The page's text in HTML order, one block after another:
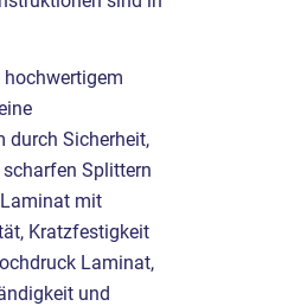
durch Sicherheit,
Splittern
mit
Kratzfestigkeit
Laminat,
und